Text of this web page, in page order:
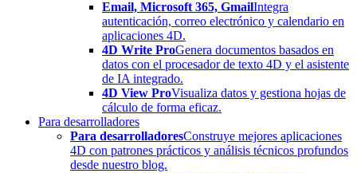
Email, Microsoft 365, GmailIntegra
autenticación, correo electrónico y calendario en
aplicaciones 4D.
4D Write ProGenera documentos basados en
datos con el procesador de texto 4D y el asistente
de IA integrado.
4D View ProVisualiza datos y gestiona hojas de
cálculo de forma eficaz.
Para desarrolladores
Para desarrolladoresConstruye mejores aplicaciones
4D con patrones prácticos y análisis técnicos profundos
desde nuestro blog.